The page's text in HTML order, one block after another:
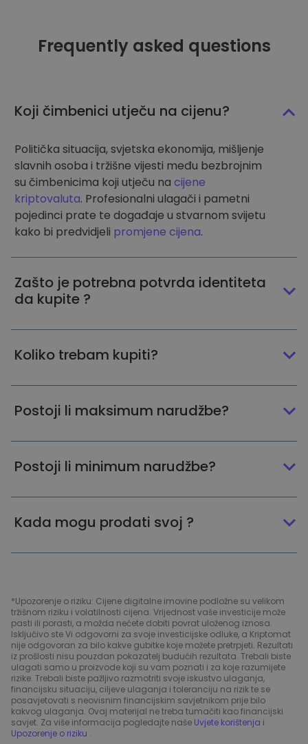
Frequently asked questions
Koji čimbenici utječu na cijenu?
Politička situacija, svjetska ekonomija, mišljenje
slavnih osoba i tržišne vijesti među bezbrojnim
su čimbenicima koji utječu na cijene
kriptovaluta. Profesionalni ulagači i pametni
pojedinci prate te događaje u stvarnom svijetu
kako bi predvidjeli promjene cijena.
Zašto je potrebna potvrda identiteta
da kupite ?
Koliko trebam kupiti?
Postoji li maksimum narudžbe?
Postoji li minimum narudžbe?
Kada mogu prodati svoj ?
*Upozorenje o riziku: Cijene digitalne imovine podložne su velikom
tržišnom riziku i volatilnosti cijena. Vrijednost vaše investicije može
pasti ili porasti, a možda nećete dobiti povrat uloženog iznosa.
Isključivo ste Vi odgovorni za svoje investicijske odluke, a Kriptomat
nije odgovoran za bilo kakve gubitke koje možete pretrpjeti. Rezultati
iz prošlosti nisu pouzdan pokazatelj budućih rezultata. Trebali biste
ulagati samo u proizvode koji su vam poznati i za koje razumijete
rizike. Trebali biste pažljivo razmotriti svoje iskustvo ulaganja,
financijsku situaciju, ciljeve ulaganja i toleranciju na rizik te se
posavjetovati s neovisnim financijskim savjetnikom prije bilo
kakvog ulaganja. Ovaj materijal ne treba tumačiti kao financijski
savjet. Za više informacija pogledajte naše Uvjete korištenja i
Upozorenje o riziku .